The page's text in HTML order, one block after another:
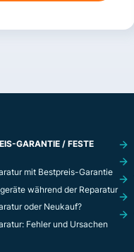
GARANTIE / FESTE
mit Bestpreis-Garantie
während der Reparatur
oder Neukauf?
Fehler und Ursachen